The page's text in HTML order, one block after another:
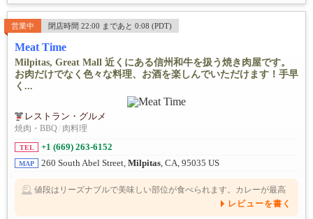
営業中 閉店時間 22:00 まであと 0:08 (PDT)
Meat Time
Milpitas, Great Mall 近くにある信州和牛を扱う焼き肉屋です。
お肉だけでなく色々な料理、お酒を楽しんでいただけます！手早
く...
レストラン・グルメ
焼肉・BBQ / 肉料理
TEL +1 (669) 263-6152
MAP 260 South Abel Street, Milpitas, CA, 95035 US
値段はリーズナブルで美味しい部位が食べられます。カレーが最高
レビューを書く